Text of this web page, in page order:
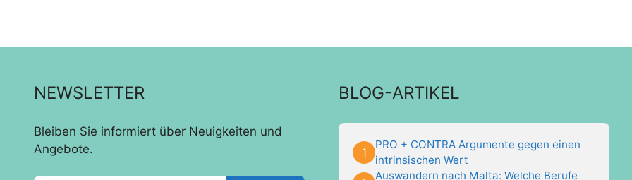
NEWSLETTER
Bleiben Sie informiert über Neuigkeiten und
Angebote.
BLOG-ARTIKEL
PRO + CONTRA Argumente gegen einen
intrinsischen Wert
Auswandern nach Malta: Welche Berufe